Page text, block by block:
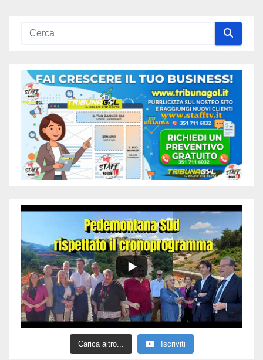
Carica altro... Iscriviti